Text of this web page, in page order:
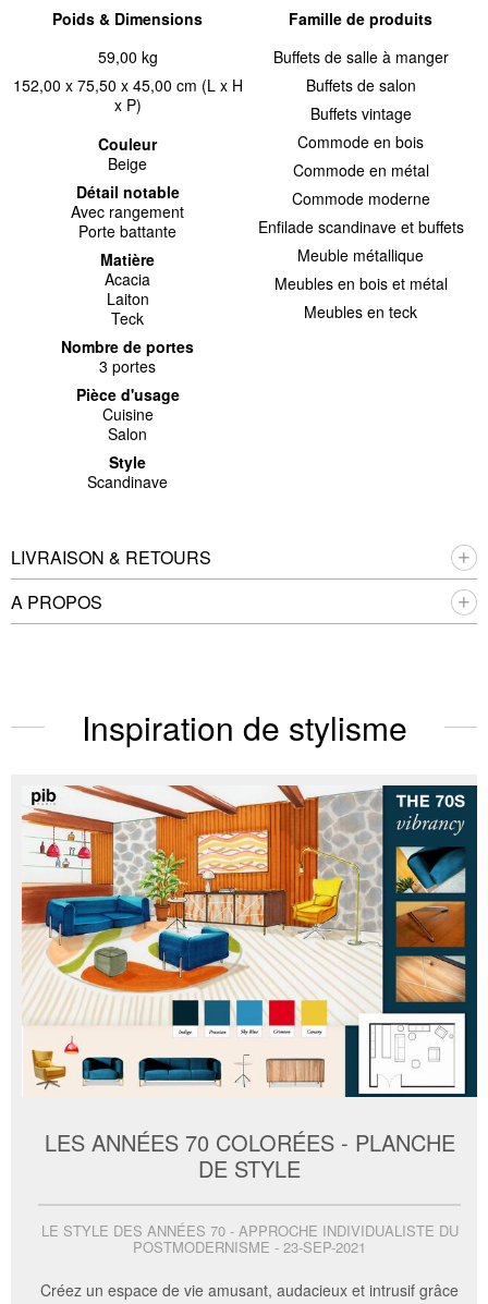
Poids & Dimensions
59,00 kg
152,00 x 75,50 x 45,00 cm (L x H
x P)
Couleur
Beige
Détail notable
Avec rangement
Porte battante
Matière
Acacia
Laiton
Teck
Nombre de portes
3 portes
Pièce d'usage
Cuisine
Salon
Style
Scandinave
Famille de produits
Buffets de salle à manger
Buffets de salon
Buffets vintage
Commode en bois
Commode en métal
Commode moderne
Enfilade scandinave et buffets
Meuble métallique
Meubles en bois et métal
Meubles en teck
LIVRAISON & RETOURS
A PROPOS
Inspiration de stylisme
LES ANNÉES 70 COLORÉES - PLANCHE
DE STYLE
LE STYLE DES ANNÉES 70 - APPROCHE INDIVIDUALISTE DU
POSTMODERNISME - 23-SEP-2021
Créez un espace de vie amusant, audacieux et intrusif grâce